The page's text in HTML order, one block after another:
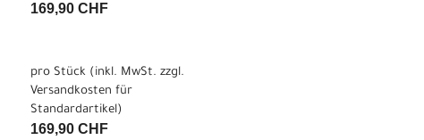
169,90 CHF
pro Stück (inkl. MwSt. zzgl.
Versandkosten für
Standardartikel)
169,90 CHF